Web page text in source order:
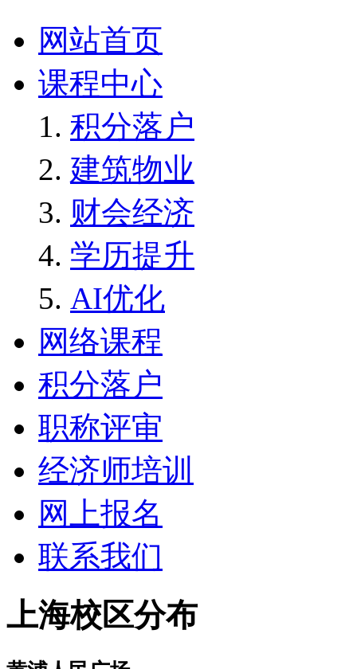
网站首页
课程中心
积分落户
建筑物业
财会经济
学历提升
AI优化
网络课程
积分落户
职称评审
经济师培训
网上报名
联系我们
上海校区分布